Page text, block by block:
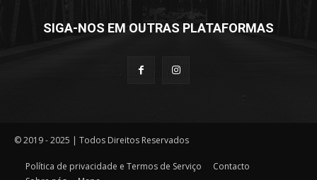
SIGA-NOS EM OUTRAS PLATAFORMAS
© 2019 - 2025 | Todos Direitos Reservados
Política de privacidade e Termos de Serviço
Contacto